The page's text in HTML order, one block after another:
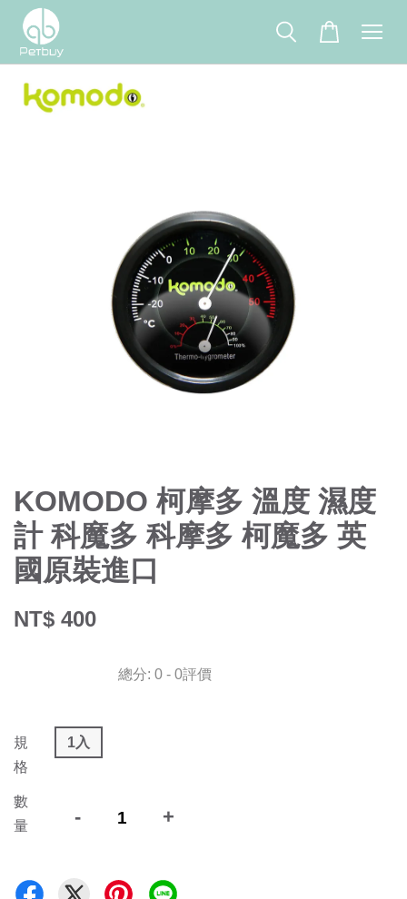
KOMODO 柯摩多 溫度 濕度
計 科魔多 科摩多 柯魔多 英
國原裝進口
NT$ 400
總分: 0 - 0評價
規
格
1入
數
量
- +